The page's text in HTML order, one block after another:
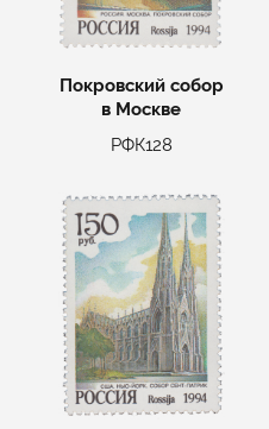
Покровский собор
в Москве
РФК128